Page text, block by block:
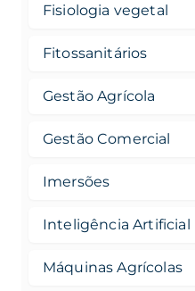
Fisiologia vegetal
Fitossanitários
Gestão Agrícola
Gestão Comercial
Imersões
Inteligência Artificial
Máquinas Agrícolas